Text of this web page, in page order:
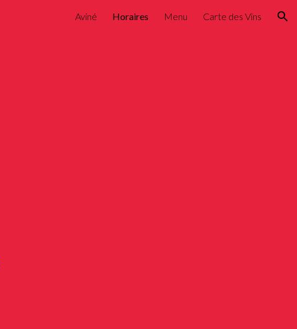
Aviné Horaires Menu Carte des Vins